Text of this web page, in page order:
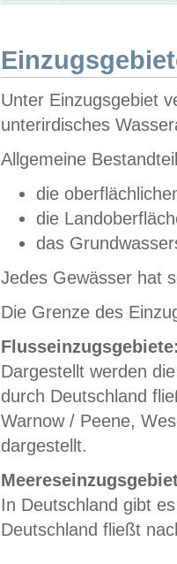
Unter Einzugsgebiet
unterirdisches
Allgemeine
die
die
das
Jedes Gewässer hat
Die Grenze des
Dargestellt werden
durch Deutschland
Warnow / Peene,
dargestellt.
In Deutschland gibt
Deutschland fließt